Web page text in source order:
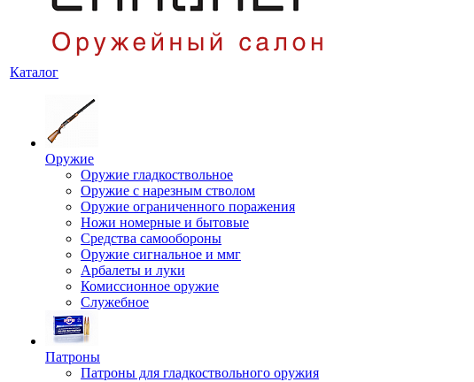
Каталог
Оружие
Оружие гладкоствольное
Оружие с нарезным стволом
Оружие ограниченного поражения
Ножи номерные и бытовые
Средства самообороны
Оружие сигнальное и ммг
Арбалеты и луки
Комиссионное оружие
Служебное
Патроны
Патроны для гладкоствольного оружия